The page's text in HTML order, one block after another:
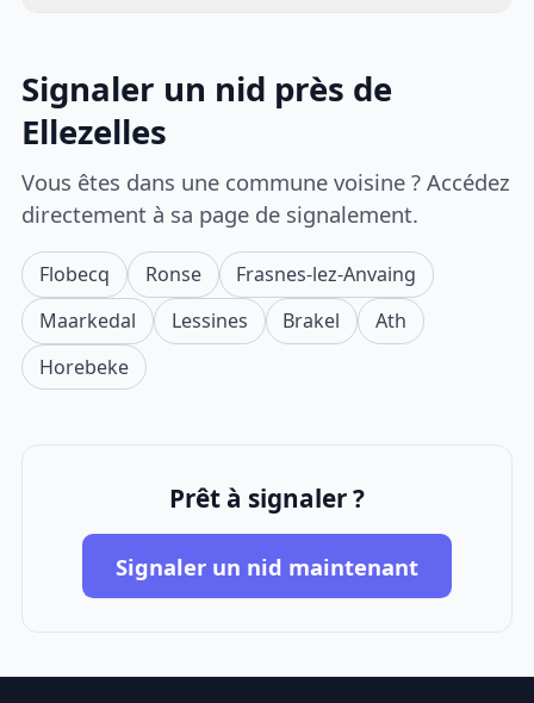
Signaler un nid près de
Ellezelles
Vous êtes dans une commune voisine ? Accédez
directement à sa page de signalement.
Flobecq Ronse
Frasnes-lez-Anvaing
Maarkedal
Lessines Brakel
Ath
Horebeke
Prêt à signaler ?
Signaler un nid maintenant